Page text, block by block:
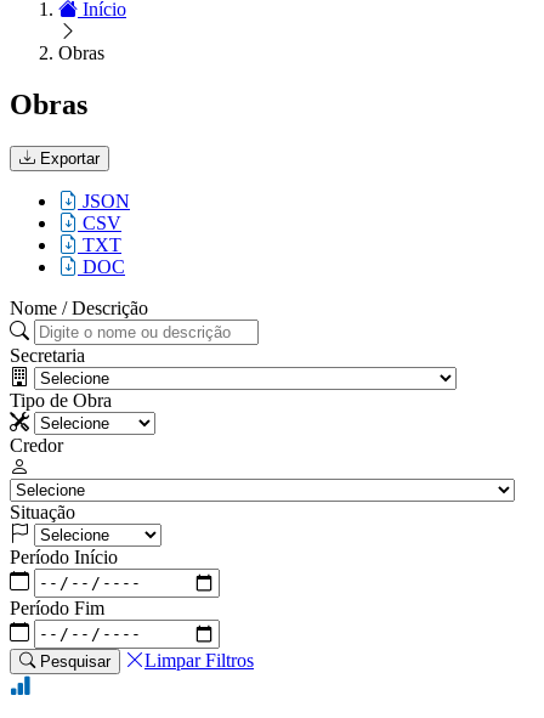
Início
Obras
Obras
Exportar
JSON
CSV
TXT
DOC
Nome / Descrição
Secretaria
Tipo de Obra
Credor
Situação
Período Início
Período Fim
Pesquisar Limpar Filtros